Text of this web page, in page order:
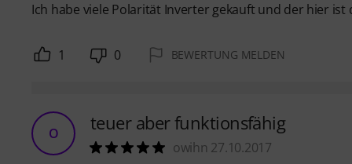
Ich habe viele Polarität Inverter gekauft und der hier ist
1 0 BEWERTUNG MELDEN
O teuer aber funktionsfähig
owihn 27.10.2017